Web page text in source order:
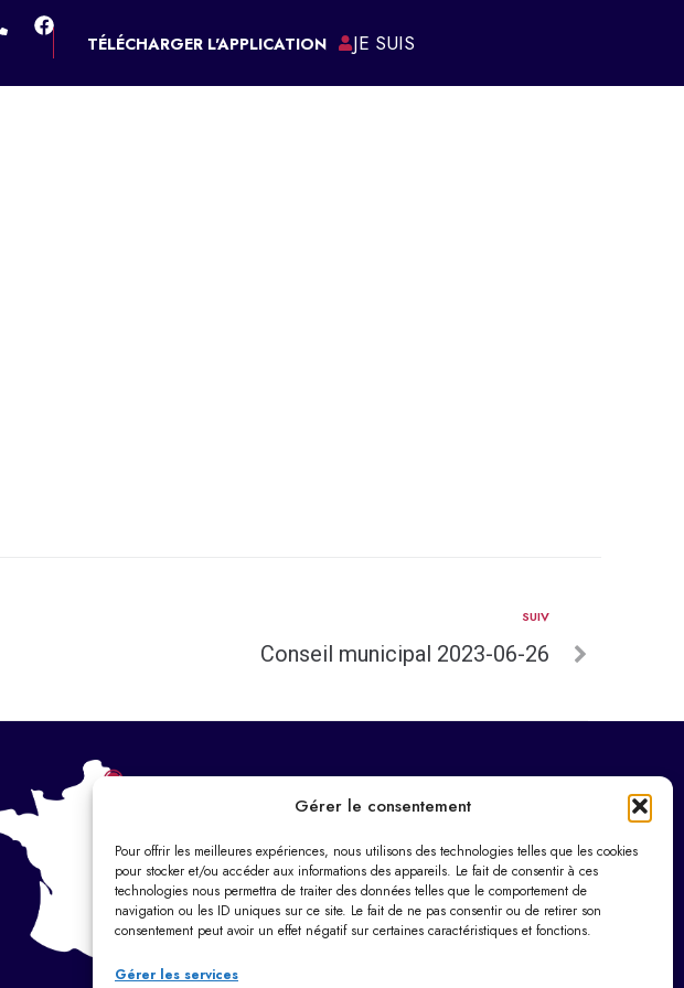
Gérer le consentement
Pour offrir les meilleures expériences, nous utilisons des technologies telles que les cookies
pour stocker et/ou accéder aux informations des appareils. Le fait de consentir à ces
technologies nous permettra de traiter des données telles que le comportement de
navigation ou les ID uniques sur ce site. Le fait de ne pas consentir ou de retirer son
consentement peut avoir un effet négatif sur certaines caractéristiques et fonctions.
Gérer les services
TÉLÉCHARGER L'APPLICATION JE SUIS
SUIV
Conseil municipal 2023-06-26
Horaires d’ouverture
9h00 – 12h00 / 14h00 – 17h30
Le samedi : 9h00 – 12h00
Dimanche : Fermé